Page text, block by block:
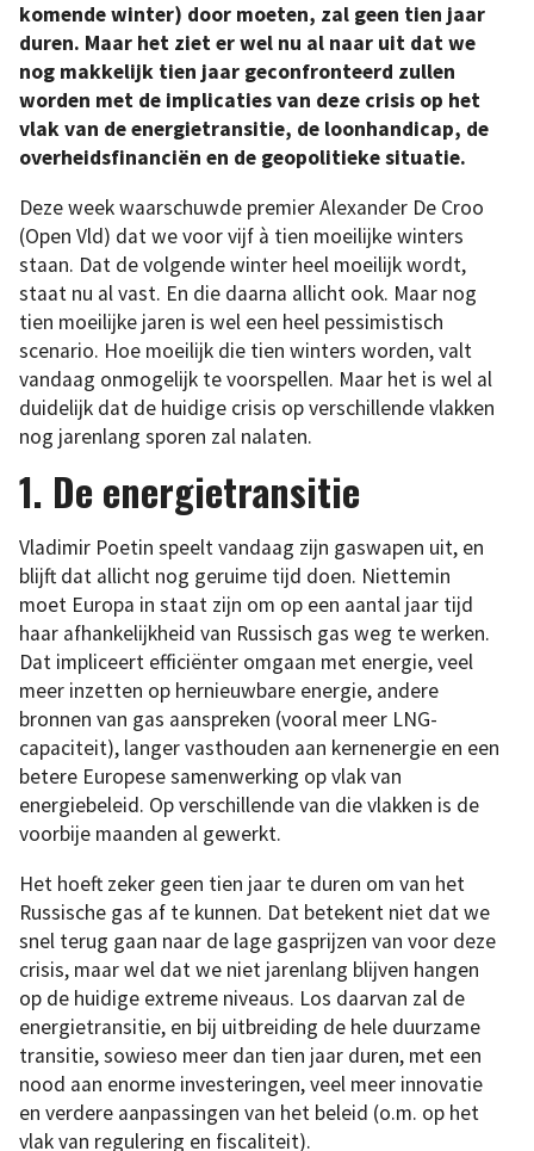
komende winter) door moeten, zal geen tien jaar
duren. Maar het ziet er wel nu al naar uit dat we
nog makkelijk tien jaar geconfronteerd zullen
worden met de implicaties van deze crisis op het
vlak van de energietransitie, de loonhandicap, de
overheidsfinanciën en de geopolitieke situatie.
Deze week waarschuwde premier Alexander De Croo
(Open Vld) dat we voor vijf à tien moeilijke winters
staan. Dat de volgende winter heel moeilijk wordt,
staat nu al vast. En die daarna allicht ook. Maar nog
tien moeilijke jaren is wel een heel pessimistisch
scenario. Hoe moeilijk die tien winters worden, valt
vandaag onmogelijk te voorspellen. Maar het is wel al
duidelijk dat de huidige crisis op verschillende vlakken
nog jarenlang sporen zal nalaten.
1. De energietransitie
Vladimir Poetin speelt vandaag zijn gaswapen uit, en
blijft dat allicht nog geruime tijd doen. Niettemin
moet Europa in staat zijn om op een aantal jaar tijd
haar afhankelijkheid van Russisch gas weg te werken.
Dat impliceert efficiënter omgaan met energie, veel
meer inzetten op hernieuwbare energie, andere
bronnen van gas aanspreken (vooral meer LNG-
capaciteit), langer vasthouden aan kernenergie en een
betere Europese samenwerking op vlak van
energiebeleid. Op verschillende van die vlakken is de
voorbije maanden al gewerkt.
Het hoeft zeker geen tien jaar te duren om van het
Russische gas af te kunnen. Dat betekent niet dat we
snel terug gaan naar de lage gasprijzen van voor deze
crisis, maar wel dat we niet jarenlang blijven hangen
op de huidige extreme niveaus. Los daarvan zal de
energietransitie, en bij uitbreiding de hele duurzame
transitie, sowieso meer dan tien jaar duren, met een
nood aan enorme investeringen, veel meer innovatie
en verdere aanpassingen van het beleid (o.m. op het
vlak van regulering en fiscaliteit).